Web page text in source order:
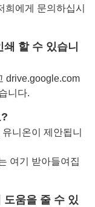
에게 문의하십시
할 수 있습니
drive.google.com
니다.
니온이 제안됩니
여기 받아들여집
움을 줄 수 있